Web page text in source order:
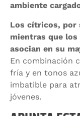
ambiente
Los cítricos, por
mientras que
asocian en su
En combinación
fría y en tonos
imbatible para
jóvenes.